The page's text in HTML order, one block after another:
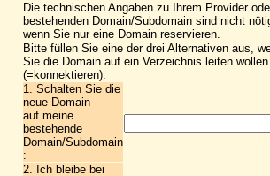
Die technischen Angaben zu Ihrem Provider
bestehenden Domain/Subdomain sind nicht
wenn Sie nur eine Domain reservieren.
Bitte füllen Sie eine der drei Alternativen aus,
Sie die Domain auf ein Verzeichnis leiten wollen
(=konnektieren):
1. Schalten Sie die
neue Domain
auf meine
bestehende
Domain/Subdomain
:
2. Ich bleibe bei